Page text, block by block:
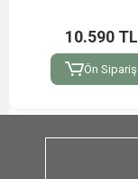
10.590 TL
Ön Sipariş